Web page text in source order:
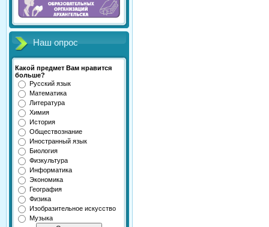
Наш опрос
Какой предмет Вам нравится
больше?
Русский язык
Математика
Литература
Химия
История
Обществознание
Иностранный язык
Биология
Физкультура
Информатика
Экономика
География
Физика
Изобразительное искусство
Музыка